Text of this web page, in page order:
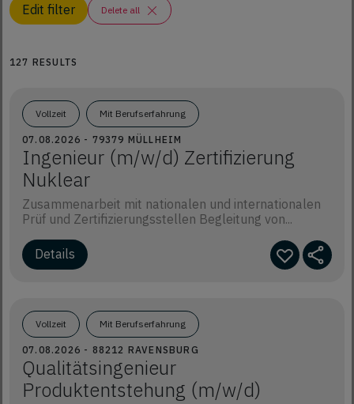
Edit filter Delete all
127 RESULTS
Vollzeit Mit Berufserfahrung
07.08.2026 - 79379 MÜLLHEIM
Ingenieur (m/w/d) Zertifizierung
Nuklear
Zusammenarbeit mit nationalen und internationalen
Prüf und Zertifizierungsstellen Begleitung von...
Details
Vollzeit Mit Berufserfahrung
07.08.2026 - 88212 RAVENSBURG
Qualitätsingenieur
Produktentstehung (m/w/d)